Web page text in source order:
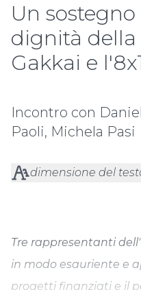
Un
dignità della
Gakkai e
Incontro con
Paoli, Michela Pasi
dimensione del
Tre rappresentanti
in modo esauriente e
progetti finanziati e il